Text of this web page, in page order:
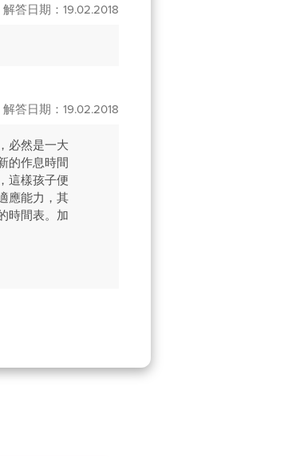
解答日期：19.02.2018
解答日期：19.02.2018
必然是一大
的作息時間
這樣孩子便
應能力，其
時間表。加